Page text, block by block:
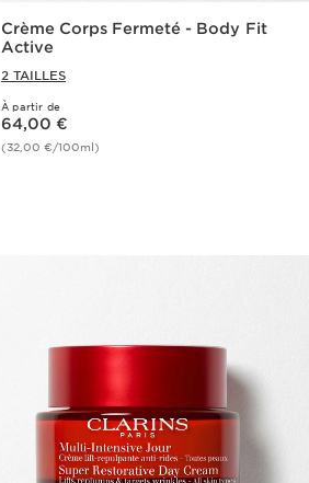
Crème Corps Fermeté - Body Fit
Active
2 TAILLES
À partir de
Nouveau prix 64,00 €
64,00 €
(32,00 €/100ml)